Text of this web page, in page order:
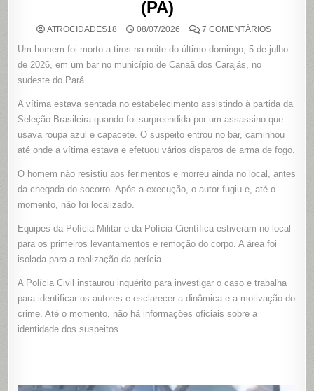
(PA)
ATROCIDADES18 08/07/2026 7 COMENTÁRIOSEM
É
AO
JOGO
DO
BRASIL
EM
DOS
CARAJÁS
(PA)
Um homem foi morto a tiros na noite do último domingo, 5 de julho
de 2026, em um bar no município de Canaã dos Carajás, no
sudeste do Pará.
A vítima estava sentada no estabelecimento assistindo à partida da
Seleção Brasileira quando foi surpreendida por um assassino que
usava roupa azul e capacete. O suspeito entrou no bar, caminhou
até onde a vítima estava e efetuou vários disparos de arma de fogo.
O homem não resistiu aos ferimentos e morreu ainda no local, antes
da chegada do socorro. Após a execução, o autor fugiu e, até o
momento, não foi localizado.
Equipes da Polícia Militar e da Polícia Científica estiveram no local
para os primeiros levantamentos e remoção do corpo. A área foi
isolada para a realização da perícia.
A Polícia Civil instaurou inquérito para investigar o caso e trabalha
para identificar os autores e esclarecer a dinâmica e a motivação do
crime. Até o momento, não há informações oficiais sobre a
identidade dos suspeitos.